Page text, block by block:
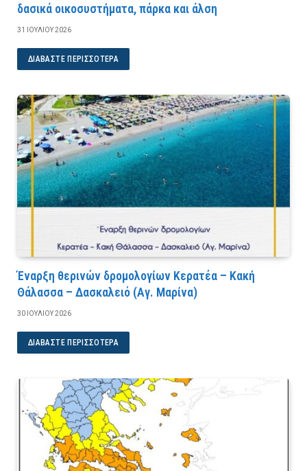
δασικά οικοσυστήματα, πάρκα και άλση
31 ΙΟΥΛΊΟΥ 2026
ΔΙΑΒΆΣΤΕ ΠΕΡΙΣΣΌΤΕΡΑ
Έναρξη θερινών δρομολογίων Κερατέα – Κακή
Θάλασσα – Δασκαλειό (Αγ. Μαρίνα)
30 ΙΟΥΛΊΟΥ 2026
ΔΙΑΒΆΣΤΕ ΠΕΡΙΣΣΌΤΕΡΑ